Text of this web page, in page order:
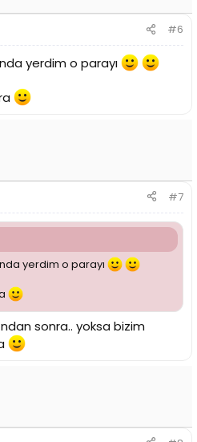
#6
yerdim o parayı
#7
yerdim o parayı
sonra.. yoksa bizim